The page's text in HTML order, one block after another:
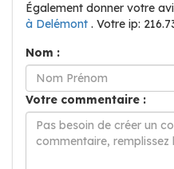
Également donner votre
à Delémont . Votre ip:
Nom :
Votre commentaire :